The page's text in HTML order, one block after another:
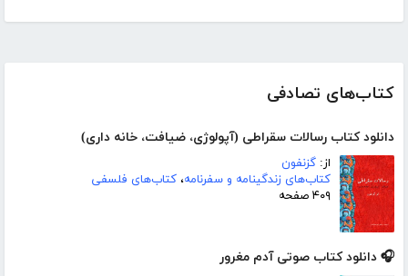
کتاب‌های تصادفی
دانلود کتاب رسالات سقراطی (آپولوژی، ضیافت، خانه داری)
از: گزنفون
کتاب‌های زندگینامه و سفرنامه، کتاب‌های فلسفی
۴۰۹ صفحه
🎧 دانلود کتاب صوتی آدم مغرور